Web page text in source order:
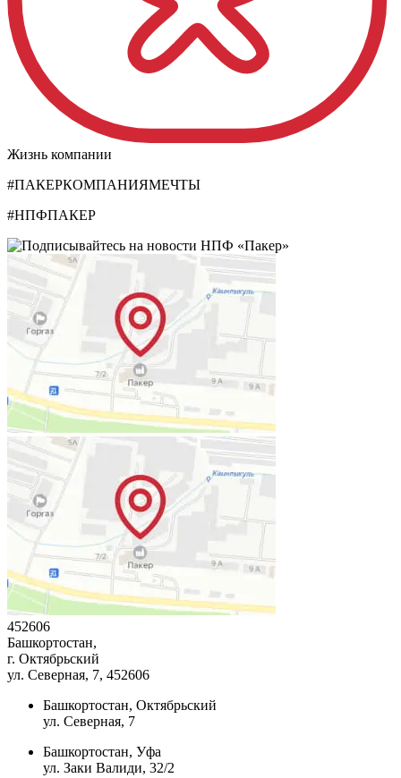
Жизнь компании
#ПАКЕРКОМПАНИЯМЕЧТЫ
#НПФПАКЕР
452606
Башкортостан,
г. Октябрьский
ул. Северная, 7, 452606
Башкортостан, Октябрьский
ул. Северная, 7
Башкортостан, Уфа
ул. Заки Валиди, 32/2